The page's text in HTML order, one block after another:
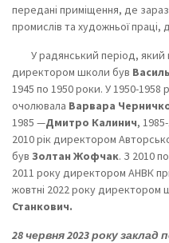
передані приміщення, де
промислів та художньої праці,
У радянський період, який
директором школи був
1945 по 1950 роки. У 1950-1958
очолювала Варвара
1985 —Дмитро Калинич,
2010 рік директором
був Золтан Жофчак. З 2010
2011 року директором АНВК
жовтні 2022 року директором
Станкович.
28 червня 2023 року заклад